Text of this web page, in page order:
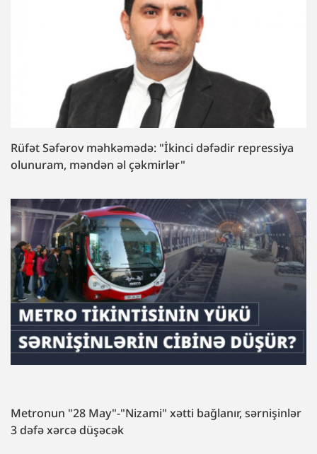
Rüfət Səfərov məhkəmədə: "İkinci dəfədir repressiya
olunuram, məndən əl çəkmirlər"
Metronun "28 May"-"Nizami" xətti bağlanır, sərnişinlər
3 dəfə xərcə düşəcək